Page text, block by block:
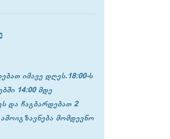
იმავე დღეს.18:00-ს
14:00 მდე
და ჩაგბარდებათ 2
მომდევნო